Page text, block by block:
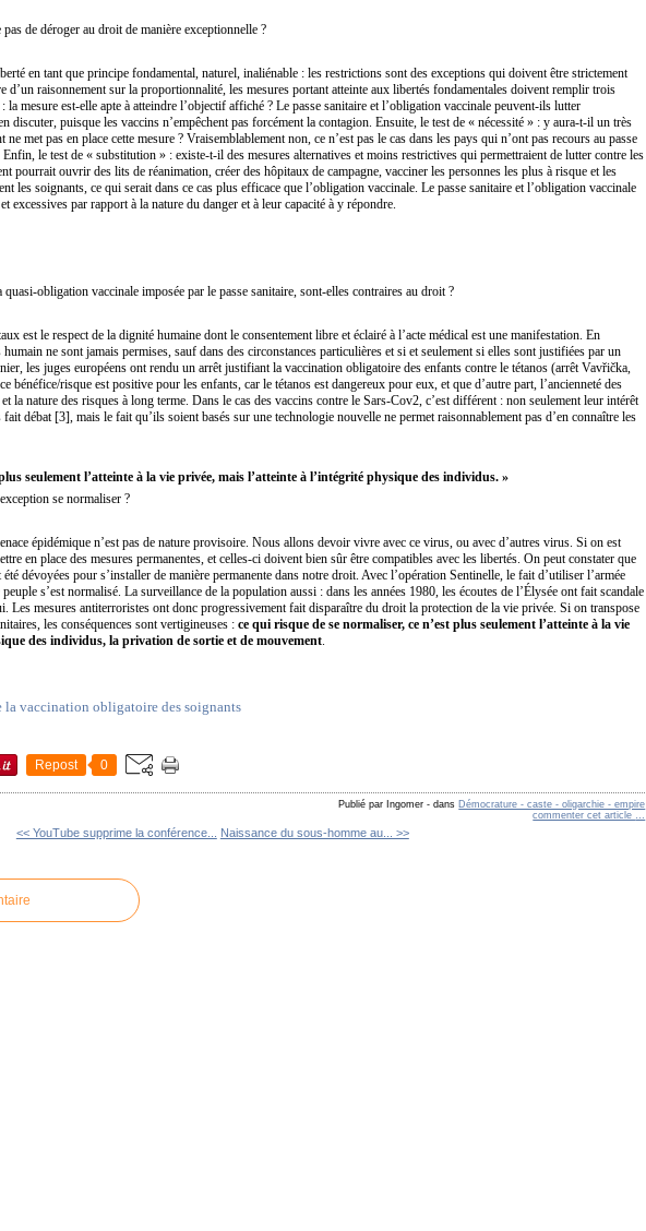
de déroger au droit de manière exceptionnelle ?
en tant que principe fondamental, naturel, inaliénable : les restrictions sont des exceptions qui doivent être strictement
d’un raisonnement sur la proportionnalité, les mesures portant atteinte aux libertés fondamentales doivent remplir trois
la mesure est-elle apte à atteindre l’objectif affiché ? Le passe sanitaire et l’obligation vaccinale peuvent-ils lutter
discuter, puisque les vaccins n’empêchent pas forcément la contagion. Ensuite, le test de « nécessité » : y aura-t-il un très
met pas en place cette mesure ? Vraisemblablement non, ce n’est pas le cas dans les pays qui n’ont pas recours au passe
le test de « substitution » : existe-t-il des mesures alternatives et moins restrictives qui permettraient de lutter contre les
pourrait ouvrir des lits de réanimation, créer des hôpitaux de campagne, vacciner les personnes les plus à risque et les
les soignants, ce qui serait dans ce cas plus efficace que l’obligation vaccinale. Le passe sanitaire et l’obligation vaccinale
excessives par rapport à la nature du danger et à leur capacité à y répondre.
obligation vaccinale imposée par le passe sanitaire, sont-elles contraires au droit ?
est le respect de la dignité humaine dont le consentement libre et éclairé à l’acte médical est une manifestation. En
ne sont jamais permises, sauf dans des circonstances particulières et si et seulement si elles sont justifiées par un
les juges européens ont rendu un arrêt justifiant la vaccination obligatoire des enfants contre le tétanos (arrêt Vavřička,
bénéfice/risque est positive pour les enfants, car le tétanos est dangereux pour eux, et que d’autre part, l’ancienneté des
la nature des risques à long terme. Dans le cas des vaccins contre le Sars-Cov2, c’est différent : non seulement leur intérêt
débat [3], mais le fait qu’ils soient basés sur une technologie nouvelle ne permet raisonnablement pas d’en connaître les
seulement l’atteinte à la vie privée, mais l’atteinte à l’intégrité physique des individus. »
se normaliser ?
épidémique n’est pas de nature provisoire. Nous allons devoir vivre avec ce virus, ou avec d’autres virus. Si on est
en place des mesures permanentes, et celles-ci doivent bien sûr être compatibles avec les libertés. On peut constater que
dévoyées pour s’installer de manière permanente dans notre droit. Avec l’opération Sentinelle, le fait d’utiliser l’armée
s’est normalisé. La surveillance de la population aussi : dans les années 1980, les écoutes de l’Élysée ont fait scandale
Les mesures antiterroristes ont donc progressivement fait disparaître du droit la protection de la vie privée. Si on transpose
les conséquences sont vertigineuses :ce qui risque de se normaliser, ce n’est plus seulement l’atteinte à la vie
des individus, la privation de sortie et de mouvement
vaccination obligatoire des soignants
Repost 0
Publié par Ingomer - dans Démocrature - caste - oligarchie - empire
commenter cet article
<< YouTube supprime la conférence... Naissance du sous-homme au... >>